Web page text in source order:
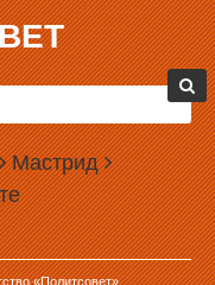
Мастрид
«Политсовет»
БОЛЕЕ
в рамках
для пешеходов,
администрации, речь